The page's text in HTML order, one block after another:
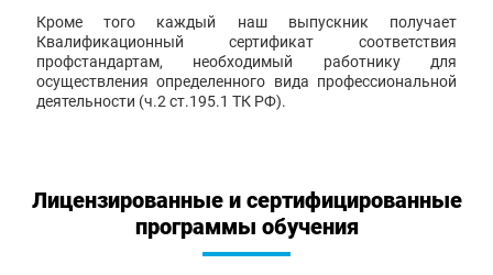
Кроме того каждый наш выпускник получает
Квалификационный сертификат соответствия
профстандартам, необходимый работнику для
осуществления определенного вида профессиональной
деятельности (ч.2 ст.195.1 ТК РФ).
Лицензированные и сертифицированные
программы обучения